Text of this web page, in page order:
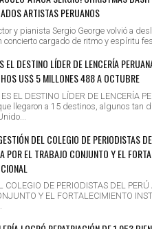
ARTISTAS PERUANOS
y pianista Sergio George volvió a
cargado de ritmo y espíritu
EL DESTINO LÍDER DE LENCERÍA
US$ 5 MILLONES 488 A OCTUBRE
EL DESTINO LÍDER DE LENCERÍA
llegaron a 15 destinos, algunos tan
DEL COLEGIO DE PERIODISTAS
POR EL TRABAJO CONJUNTO Y EL
COLEGIO DE PERIODISTAS DEL PERÚ
Y EL FORTALECIMIENTO